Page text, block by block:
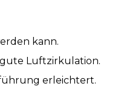
kann.
Luftzirkulation.
erleichtert.